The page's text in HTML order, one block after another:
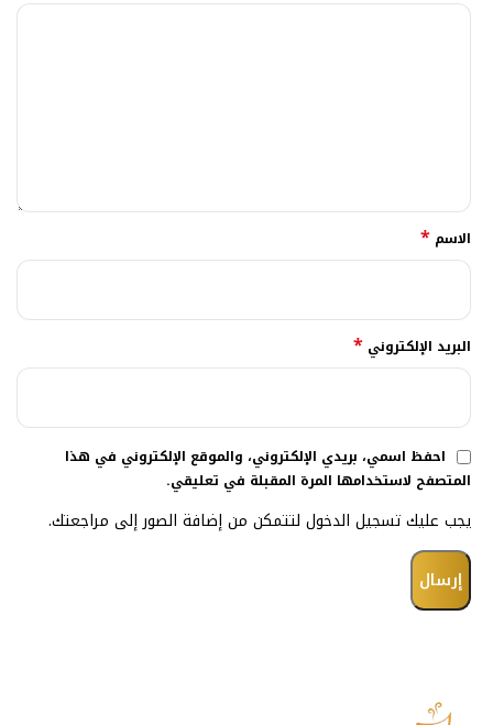
الاسم *
البريد الإلكتروني *
احفظ اسمي، بريدي الإلكتروني، والموقع الإلكتروني في هذا
المتصفح لاستخدامها المرة المقبلة في تعليقي.
يجب عليك تسجيل الدخول لتتمكن من إضافة الصور إلى مراجعتك.